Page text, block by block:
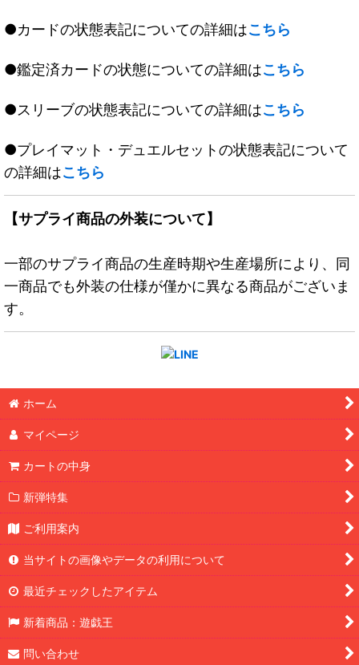
●カードの状態表記についての詳細はこちら
●鑑定済カードの状態についての詳細はこちら
●スリーブの状態表記についての詳細はこちら
●プレイマット・デュエルセットの状態表記について
の詳細はこちら
【サプライ商品の外装について】
一部のサプライ商品の生産時期や生産場所により、同
一商品でも外装の仕様が僅かに異なる商品がございま
す。
ホーム
マイページ
カートの中身
新弾特集
ご利用案内
当サイトの画像やデータの利用について
最近チェックしたアイテム
新着商品：遊戯王
問い合わせ